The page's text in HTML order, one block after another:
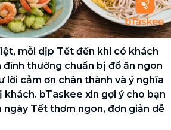
mỗi dịp Tết đến khi có khách
thường chuẩn bị đồ ăn ngon
cảm ơn chân thành và ý nghĩa
bTaskee xin gợi ý cho bạn
Tết thơm ngon, đơn giản dễ